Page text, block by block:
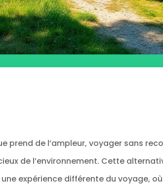
prend de l’ampleur, voyager sans
de l’environnement. Cette
expérience différente du voyage,